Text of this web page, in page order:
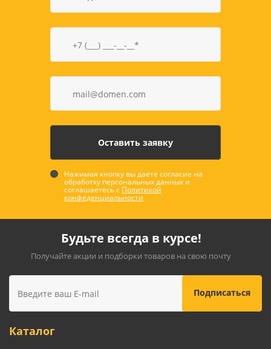
Нажимая кнопку вы даете согласие на
обработку персональных данных и
соглашаетесь с Политикой
конфеденциальности
Будьте всегда в курсе!
Получайте акции и подборки товаров на свою почту
Каталог